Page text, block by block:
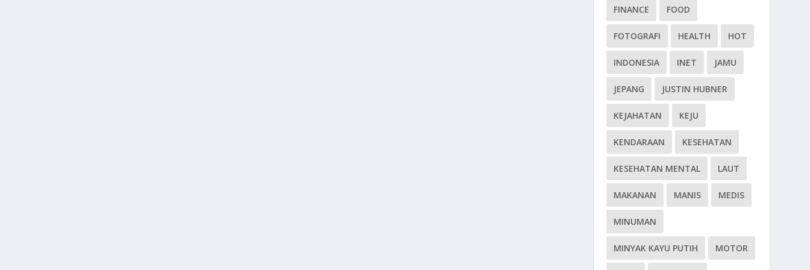
FINANCE FOOD
FOTOGRAFI HEALTH HOT
INDONESIA INET JAMU
JEPANG JUSTIN HUBNER
KEJAHATAN KEJU
KENDARAAN KESEHATAN
KESEHATAN MENTAL LAUT
MAKANAN MANIS MEDIS
MINUMAN
MINYAK KAYU PUTIH MOTOR